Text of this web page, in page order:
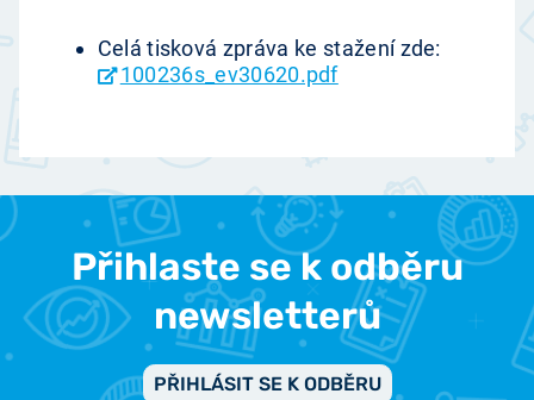
Celá tisková zpráva ke stažení zde:
100236s_ev30620.pdf
Přihlaste se k odběru
newsletterů
PŘIHLÁSIT SE K ODBĚRU